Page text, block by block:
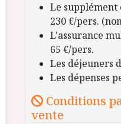
Le
230 €/pers.
L'assurance
65 €/pers.
Les déjeuners
Les dépenses
Conditions
vente